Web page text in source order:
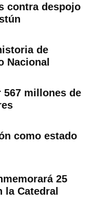
contra despojo
de
Nacional
567 millones de
como estado
25
la Catedral